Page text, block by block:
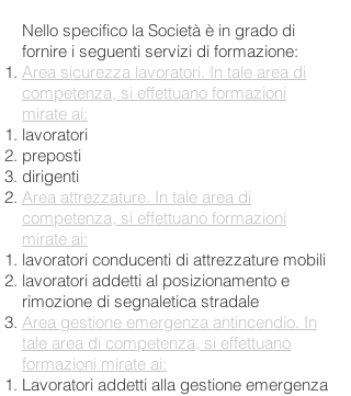
Nello specifico la Società è in grado di
fornire i seguenti servizi di formazione:
Area sicurezza lavoratori. In tale area di
competenza, si effettuano formazioni
mirate ai:
lavoratori
preposti
dirigenti
Area attrezzature. In tale area di
competenza, si effettuano formazioni
mirate ai:
lavoratori conducenti di attrezzature mobili
lavoratori addetti al posizionamento e
rimozione di segnaletica stradale
Area gestione emergenza antincendio. In
tale area di competenza, si effettuano
formazioni mirate ai:
Lavoratori addetti alla gestione emergenza